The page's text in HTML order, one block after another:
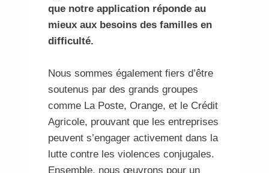
que notre application réponde au
mieux aux besoins des familles en
difficulté.
Nous sommes également fiers d’être
soutenus par des grands groupes
comme La Poste, Orange, et le Crédit
Agricole, prouvant que les entreprises
peuvent s’engager activement dans la
lutte contre les violences conjugales.
Ensemble, nous œuvrons pour un